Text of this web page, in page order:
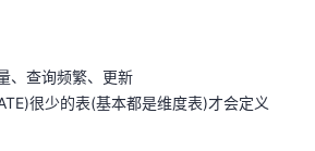
、查询频繁、更新
很少的表(基本都是维度表)才会定义